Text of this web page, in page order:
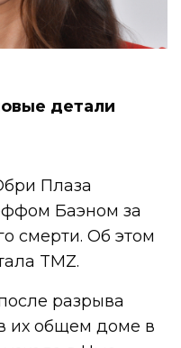
детали
Плаза
Баэном за
смерти. Об этом
TMZ.
разрыва
их общем доме в